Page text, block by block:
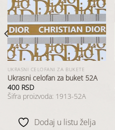
Dodaj
u
listu
želja
UKRASNI CELOFANI ZA BUKETE
Ukrasni celofan za buket 52A
400 RSD
Šifra proizvoda: 1913-52A
Dodaj u listu želja